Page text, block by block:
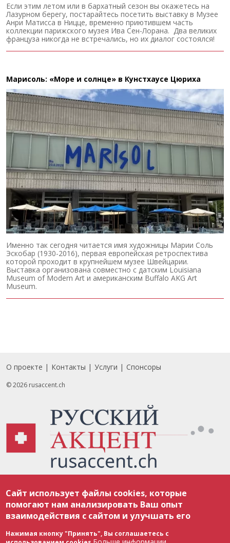
Если этим летом или в бархатный сезон вы окажетесь на
Лазурном берегу, постарайтесь посетить выставку в Музее
Анри Матисса в Ницце, временно приютившем часть
коллекции парижского музея Ива Сен-Лорана. Два великих
француза никогда не встречались, но их диалог состоялся!
Марисоль: «Море и солнце» в Кунстхаусе Цюриха
Именно так сегодня читается имя художницы Марии Соль
Эскобар (1930-2016), первая европейская ретроспектива
которой проходит в крупнейшем музее Швейцарии.
Выставка организована совместно с датским Louisiana
Museum of Modern Art и американским Buffalo AKG Art
Museum.
Footer
О проекте Контакты Услуги Спонсоры
© 2026 rusaccent.ch
соответствии с законодательством Швейцарии об авторском праве и
международными соглашениями. Полное или частичное использование
материалов возможно только с разрешения редакции. В случае полного
или частичного воспроизведения материалов сайта rusaccent.ch,
ОБЯЗАТЕЛЬНА АКТИВНАЯ ГИПЕРССЫЛКА на конкретный заимствованный
текст. Фотоизображения, размещенные редакцией rusaccent.ch, являются
ее исключительной собственностью. Полное или частичное
Сайт использует файлы cookies, которые
помогают нам анализировать Ваш опыт
взаимодействия с сайтом и улучшать его
Нажимая кнопку "Принять", Вы соглашаетесь с